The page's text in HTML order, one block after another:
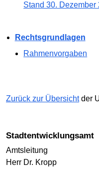
Stand 30. Dezember
Rechtsgrundlagen
Rahmenvorgaben
Zurück zur Übersichtder
Stadtentwicklungsamt
Amtsleitung
Herr Dr. Kropp